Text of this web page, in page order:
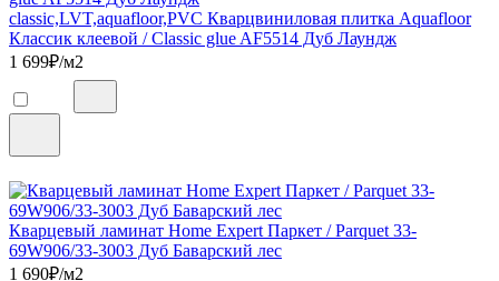
classic,LVT,aquafloor,PVC Кварцвиниловая плитка Aquafloor
Классик клеевой / Classic glue AF5514 Дуб Лаундж
1 699₽/м2
Кварцевый ламинат Home Expert Паркет / Parquet 33-
69W906/33-3003 Дуб Баварский лес
1 690₽/м2